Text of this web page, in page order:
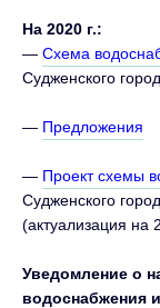
На 2020 г.:
— Схема
Судженского
— Предложения
— Проект схемы
Судженского
(актуализация на
Уведомление о
водоснабжения